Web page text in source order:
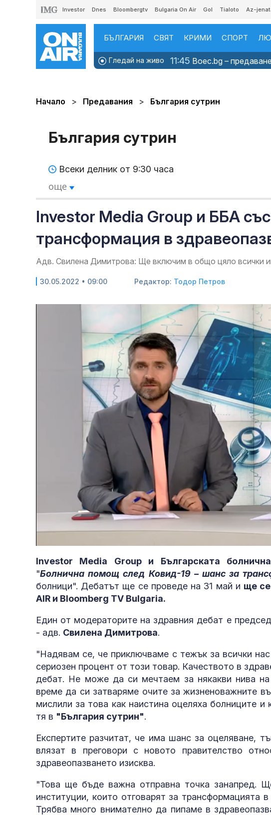
Investor Dnes Bloombergtv Bulgaria On Air Gol Tialoto Az-
БЪЛГАРИЯ СВЯТ КРИМИ СПОРТ
Гледай на живо 11:45 Boec.bg –
Начало Предавания България сутрин
България сутрин
Всеки делник от 9:30 часа
още
Investor Media Group и ББА
трансформация в
Адв. Свилена Димитрова: Ще включим в общо цяло всички
30.05.2022 • 09:00 Редактор: Тодор Петров
Investor Media Group и Българската
"Болнична помощ след Ковид-19 – шанс за
болници". Дебатът ще се проведе на 31 май и ще
AIR и Bloomberg TV Bulgaria.
Eдин от модераторите на здравния дебат е
- адв. Свилена Димитрова.
"Надявам се, че приключваме с тежък за всички
сериозен процент от този товар. Качеството в
дебат. Не може да си мечтаем за някакви нива
време да си затваряме очите за жизненоважните
мислили за това как наистина оцеляха болниците
тя в "България сутрин".
Експертите разчитат, че има шанс за оцеляване,
влязат в преговори с новото правителство
здравеопазването изисква.
"Това ще бъде важна отправна точка
институции, които отговарят за трансформацията
Трябва много внимателно да пипаме в